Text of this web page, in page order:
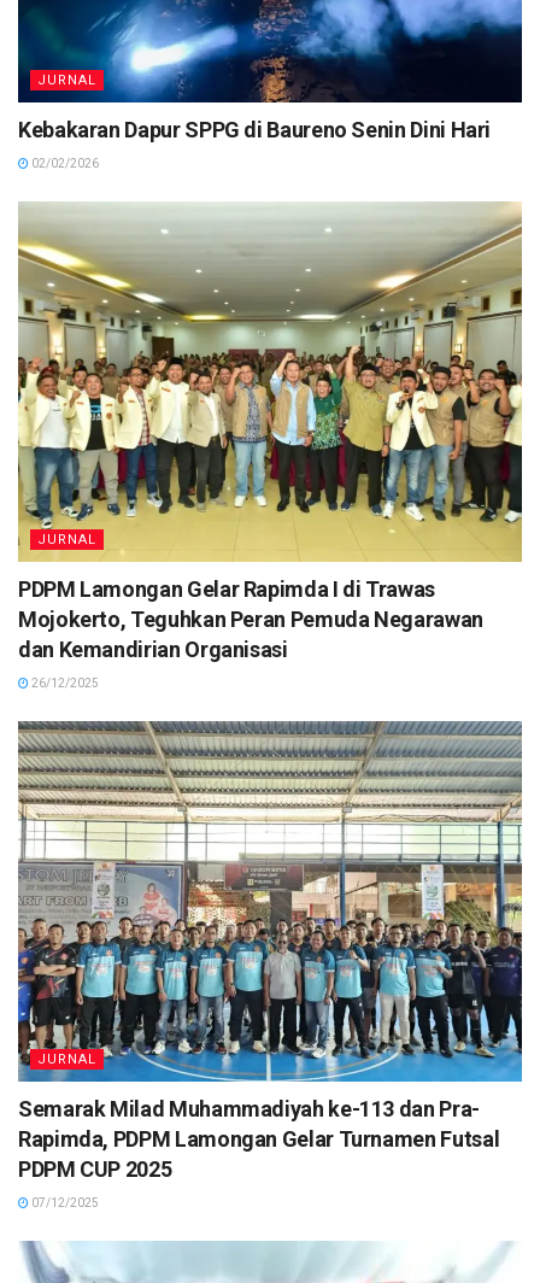
JURNAL
Kebakaran Dapur SPPG di Baureno Senin Dini Hari
02/02/2026
JURNAL
PDPM Lamongan Gelar Rapimda I di Trawas
Mojokerto, Teguhkan Peran Pemuda Negarawan
dan Kemandirian Organisasi
26/12/2025
JURNAL
Semarak Milad Muhammadiyah ke-113 dan Pra-
Rapimda, PDPM Lamongan Gelar Turnamen Futsal
PDPM CUP 2025
07/12/2025